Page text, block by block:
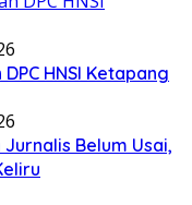
HNSI Ketapang
Belum Usai,